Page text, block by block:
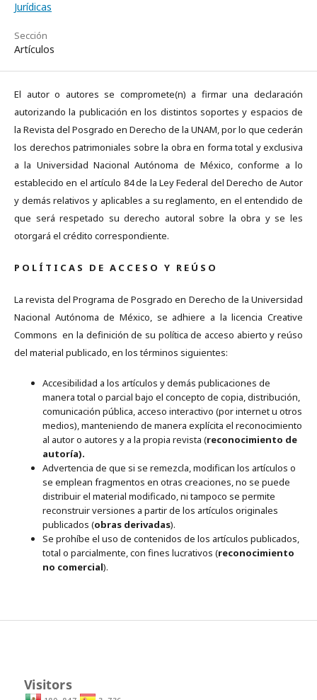
Jurídicas
Sección
Artículos
El autor o autores se compromete(n) a firmar una declaración
autorizando la publicación en los distintos soportes y espacios de
la Revista del Posgrado en Derecho de la UNAM, por lo que cederán
los derechos patrimoniales sobre la obra en forma total y exclusiva
a la Universidad Nacional Autónoma de México, conforme a lo
establecido en el artículo 84 de la Ley Federal del Derecho de Autor
y demás relativos y aplicables a su reglamento, en el entendido de
que será respetado su derecho autoral sobre la obra y se les
otorgará el crédito correspondiente.
P O L Í T I C A S D E A C C E S O Y R E Ú S O
La revista del Programa de Posgrado en Derecho de la Universidad
Nacional Autónoma de México, se adhiere a la licencia Creative
Commons en la definición de su política de acceso abierto y reúso
del material publicado, en los términos siguientes:
Accesibilidad a los artículos y demás publicaciones de
manera total o parcial bajo el concepto de copia, distribución,
comunicación pública, acceso interactivo (por internet u otros
medios), manteniendo de manera explícita el reconocimiento
al autor o autores y a la propia revista (reconocimiento de
autoría).
Advertencia de que si se remezcla, modifican los artículos o
se emplean fragmentos en otras creaciones, no se puede
distribuir el material modificado, ni tampoco se permite
reconstruir versiones a partir de los artículos originales
publicados (obras derivadas).
Se prohíbe el uso de contenidos de los artículos publicados,
total o parcialmente, con fines lucrativos (reconocimiento
no comercial).